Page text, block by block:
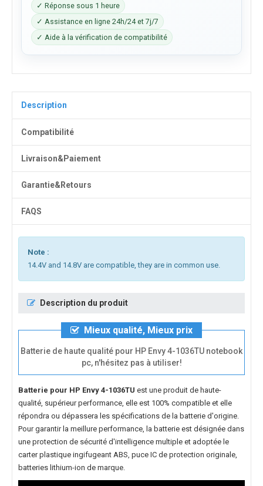
✓ Réponse sous 1 heure
✓ Assistance en ligne 24h/24 et 7j/7
✓ Aide à la vérification de compatibilité
Description
Compatibilité
Livraison&Paiement
Garantie&Retours
FAQS
Note :
14.4V and 14.8V are compatible, they are in common use.
Description du produit
Mieux qualité, Mieux prix
Batterie de haute qualité pour HP Envy 4-1036TU notebook
pc, n'hésitez pas à utiliser!
Batterie pour HP Envy 4-1036TU est une produit de haute-
qualité, supérieur performance, elle est 100% compatible et elle
répondra ou dépassera les spécifications de la batterie d'origine.
Pour garantir la meillure performance, la batterie est désignée dans
une protection de sécurité d'intelligence multiple et adoptée le
carter plastique ingifugeant ABS, puce IC de protection originale,
batteries lithium-ion de marque.